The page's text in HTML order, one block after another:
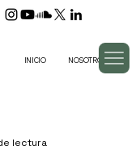
INICIO NOSOTROS
lectura